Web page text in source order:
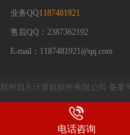
业务QQ1187481921
售后QQ：2387362192
E-mail：1187481921@qq.com
电话咨询
郑州启凡计算机软件有限公司 备案